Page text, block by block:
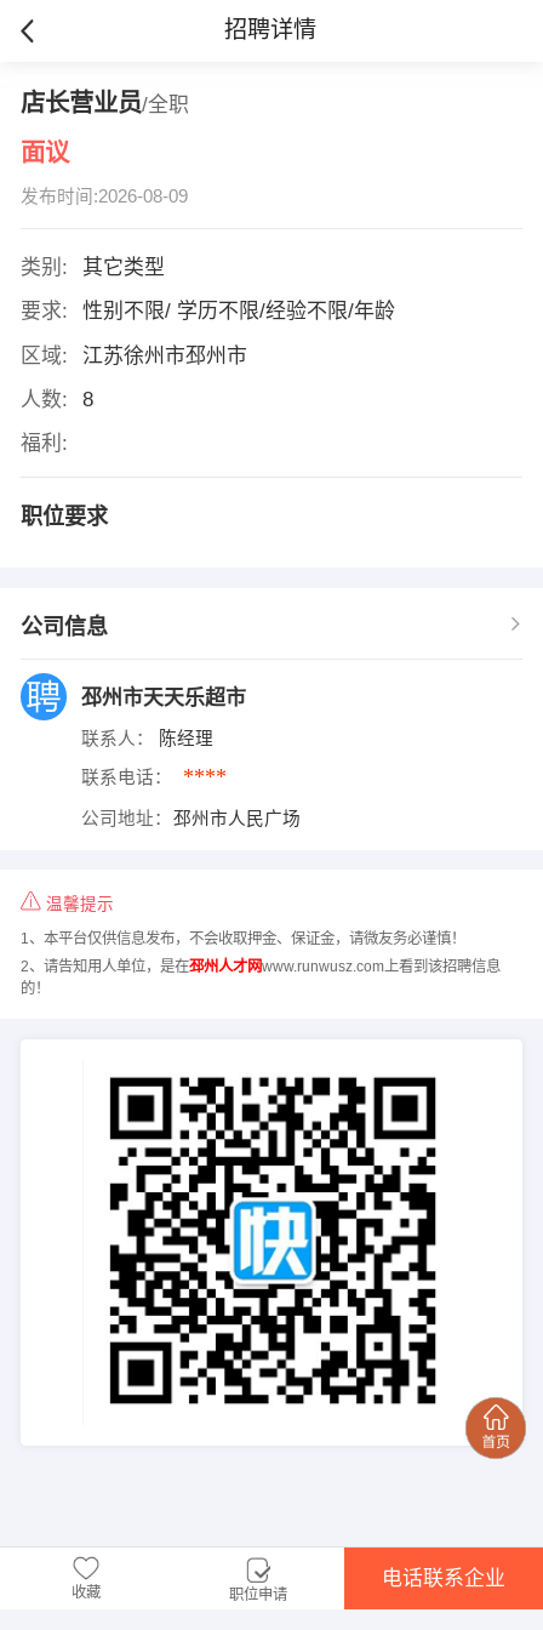
招聘详情
店长营业员/全职
面议
发布时间:2026-08-09
类别:
其它类型
要求:
性别不限/ 学历不限/经验不限/年龄
区域:
江苏徐州市邳州市
人数:
8
福利:
职位要求
公司信息
邳州市天天乐超市
联系人： 陈经理
联系电话： ****
公司地址： 邳州市人民广场
温馨提示
1、本平台仅供信息发布，不会收取押金、保证金，请微友务必谨慎！
2、请告知用人单位，是在邳州人才网www.runwusz.com上看到该招聘信息
的！
收藏 职位申请
电话联系企业